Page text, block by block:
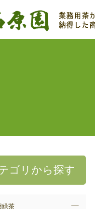
ゴリから探す
緑茶